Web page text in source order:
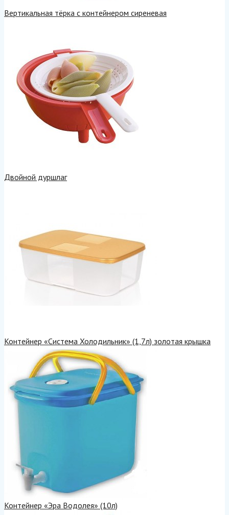
Вертикальная тёрка с контейнером сиреневая
Двойной дуршлаг
Контейнер «Система Холодильник» (1,7л) золотая крышка
Контейнер «Эра Водолея» (10л)